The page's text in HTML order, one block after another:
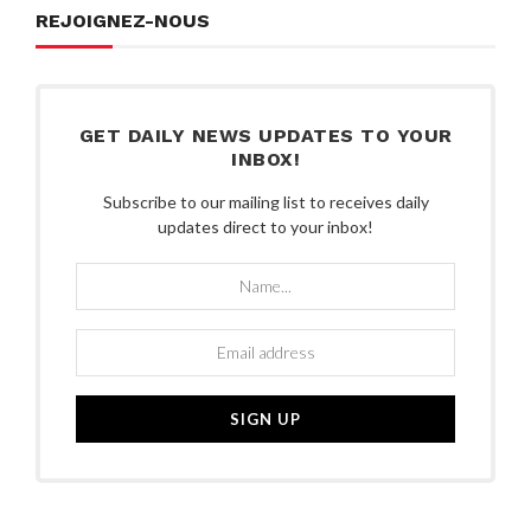
REJOIGNEZ-NOUS
GET DAILY NEWS UPDATES TO YOUR
INBOX!
Subscribe to our mailing list to receives daily
updates direct to your inbox!